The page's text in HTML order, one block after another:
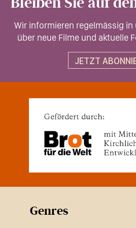
Wir informieren regelmässig
über neue Filme und aktuelle
JETZT
Genres